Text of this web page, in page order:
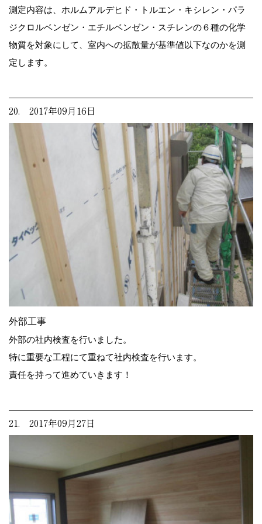
測定内容は、ホルムアルデヒド・トルエン・キシレン・パラ
ジクロルベンゼン・エチルベンゼン・スチレンの６種の化学
物質を対象にして、室内への拡散量が基準値以下なのかを測
定します。
20. 2017年09月16日
外部工事
外部の社内検査を行いました。
特に重要な工程にて重ねて社内検査を行います。
責任を持って進めていきます！
21. 2017年09月27日